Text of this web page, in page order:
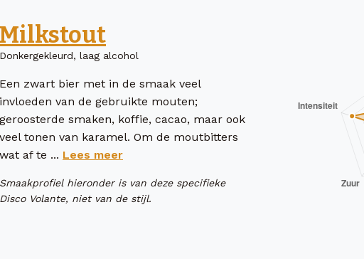
Milkstout
Donkergekleurd, laag alcohol
Een zwart bier met in de smaak veel
invloeden van de gebruikte mouten;
geroosterde smaken, koffie, cacao, maar ook
veel tonen van karamel. Om de moutbitters
wat af te ... Lees meer
Smaakprofiel hieronder is van deze specifieke
Disco Volante, niet van de stijl.